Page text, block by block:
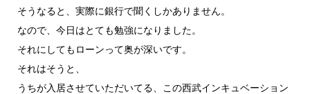
そうなると、実際に銀行で聞くしかありません。
なので、今日はとても勉強になりました。
それにしてもローンって奥が深いです。
それはそうと、
うちが入居させていただいてる、この西武インキュベーション